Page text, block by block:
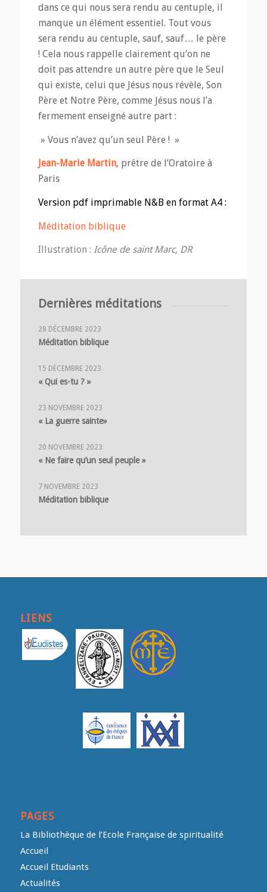
dans ce qui nous sera rendu au centuple, il
manque un élément essentiel. Tout vous
sera rendu au centuple, sauf, sauf… le père
! Cela nous rappelle clairement qu’on ne
doit pas attendre un autre père que le Seul
qui existe, celui que Jésus nous révèle, Son
Père et Notre Père, comme Jésus nous l’a
fermement enseigné autre part :
» Vous n’avez qu’un seul Père ! »
Jean-Marie Martin, prêtre de l’Oratoire à
Paris
Version pdf imprimable N&B en format A4 :
Méditation biblique
Illustration : Icône de saint Marc, DR
Dernières méditations
28 DÉCEMBRE 2023
Méditation biblique
15 DÉCEMBRE 2023
« Qui es-tu ? »
23 NOVEMBRE 2023
« La guerre sainte»
20 NOVEMBRE 2023
« Ne faire qu’un seul peuple »
7 NOVEMBRE 2023
Méditation biblique
LIENS
PAGES
La Bibliothèque de l’Ecole Française de spiritualité
Accueil
Accueil Etudiants
Actualités